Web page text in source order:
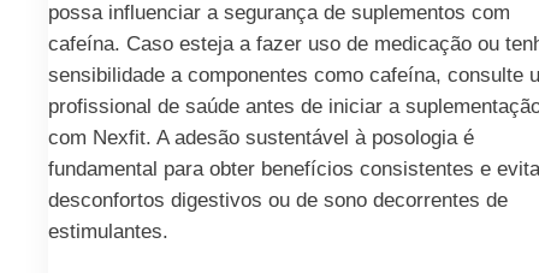
possa influenciar a segurança de suplementos com
cafeína. Caso esteja a fazer uso de medicação ou
sensibilidade a componentes como cafeína, consulte
profissional de saúde antes de iniciar a
com Nexfit. A adesão sustentável à posologia é
fundamental para obter benefícios consistentes e
desconfortos digestivos ou de sono decorrentes de
estimulantes.